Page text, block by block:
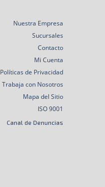
Nuestra Empresa
Sucursales
Contacto
Mi Cuenta
Políticas de Privacidad
Trabaja con Nosotros
Mapa del Sitio
ISO 9001
Canal de Denuncias